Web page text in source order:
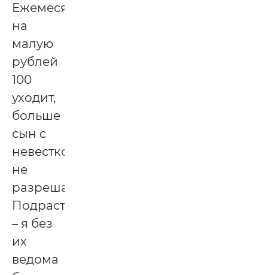
Ежемесячно
на
малую
рублей
100
уходит,
больше
сын с
невесткой
не
разрешают.
Подрастет
– я без
их
ведома